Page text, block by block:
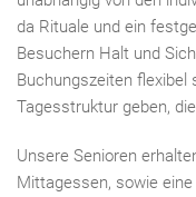
da Rituale und ein
Besuchern Halt und
Buchungszeiten
Tagesstruktur geben,
Unsere Senioren
Mittagessen, sowie